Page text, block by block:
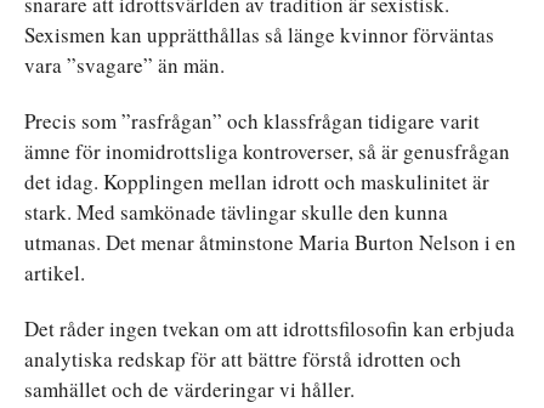
Sexismen kan upprätthållas så länge kvinnor förväntas
vara ”svagare” än män.
Precis som ”rasfrågan” och klassfrågan tidigare varit
ämne för inomidrottsliga kontroverser, så är genusfrågan
det idag. Kopplingen mellan idrott och maskulinitet är
stark. Med samkönade tävlingar skulle den kunna
utmanas. Det menar åtminstone Maria Burton Nelson i en
artikel.
Det råder ingen tvekan om att idrottsfilosofin kan erbjuda
analytiska redskap för att bättre förstå idrotten och
samhället och de värderingar vi håller.